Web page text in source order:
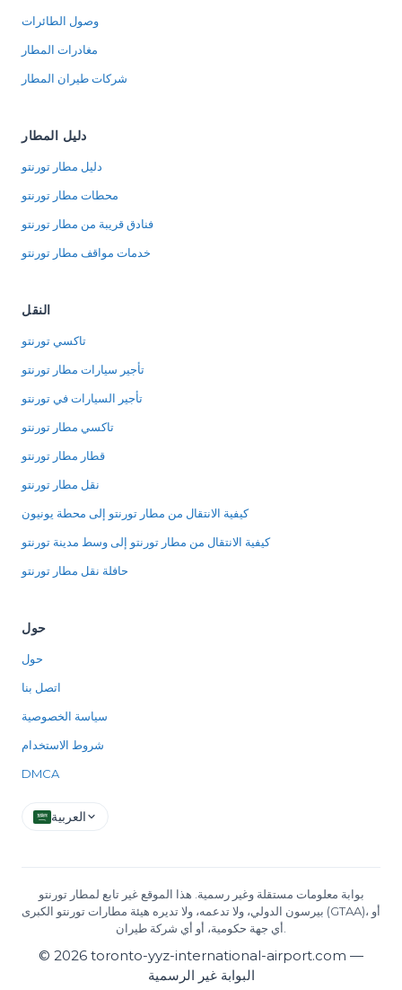
وصول الطائرات
مغادرات المطار
شركات طيران المطار
دليل المطار
دليل مطار تورنتو
محطات مطار تورنتو
فنادق قريبة من مطار تورنتو
خدمات مواقف مطار تورنتو
النقل
تاكسي تورنتو
تأجير سيارات مطار تورنتو
تأجير السيارات في تورنتو
تاكسي مطار تورنتو
قطار مطار تورنتو
نقل مطار تورنتو
كيفية الانتقال من مطار تورنتو إلى محطة يونيون
كيفية الانتقال من مطار تورنتو إلى وسط مدينة تورنتو
حافلة نقل مطار تورنتو
حول
حول
اتصل بنا
سياسة الخصوصية
شروط الاستخدام
DMCA
العربية
بوابة معلومات مستقلة وغير رسمية. هذا الموقع غير تابع لمطار تورنتو
بيرسون الدولي، ولا تدعمه، ولا تديره هيئة مطارات تورنتو الكبرى (GTAA)، أو
© 2026 toronto-yyz-international-airport.com —
البوابة غير الرسمية